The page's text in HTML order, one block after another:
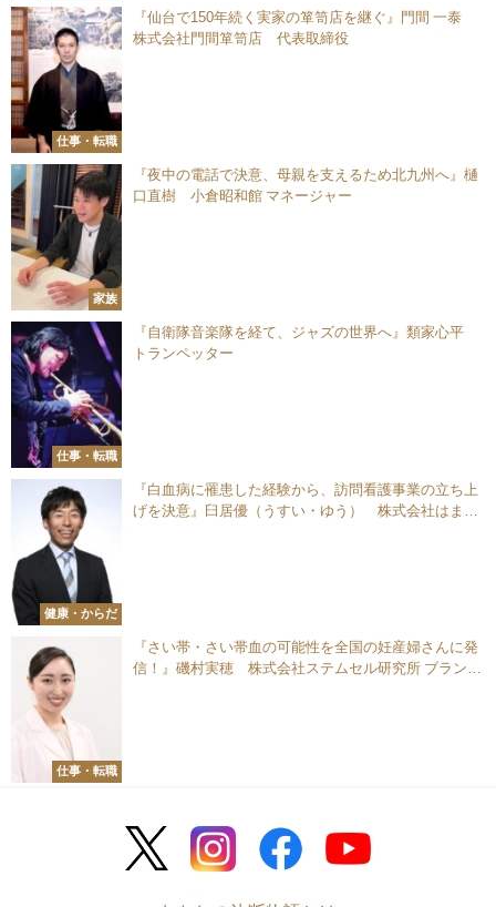
仕事・転職
『仙台で150年続く実家の箪笥店を継ぐ』門間 一泰
株式会社門間箪笥店 代表取締役
家族
『夜中の電話で決意、母親を支えるため北九州へ』樋
口直樹 小倉昭和館 マネージャー
仕事・転職
『自衛隊音楽隊を経て、ジャズの世界へ』類家心平
トランペッター
健康・からだ
『白血病に罹患した経験から、訪問看護事業の立ち上
げを決意』臼居優（うすい・ゆう） 株式会社はまリ
仕事・転職
『さい帯・さい帯血の可能性を全国の妊産婦さんに発
信！』磯村実穂 株式会社ステムセル研究所 ブランデ